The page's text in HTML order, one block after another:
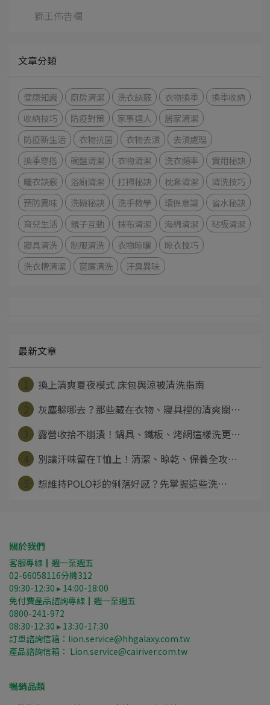
獅王佈告欄
文章分類
健康知識 廚房清潔 洗衣訣竅 衣物換季
換季收納
收納技巧
防疫對策 家事達人
居家清潔
防疫新生活
衣物抗菌 衣物去漬
去漬處理
換季穿搭
碗盤清潔 衣物清潔 洗衣頻率
實用秘訣
曬衣訣竅
浴廁清潔 打掃秘訣 枕套清潔
清洗技巧
預防異味
洗碗秘訣 洗手教學 環保意識
省水秘訣
育兒生活
親子互動 抹布清潔 海綿清潔
砧板清潔
寢具清洗
制服清洗 衣物晾曬
晾衣技巧
洗衣槽清潔
窗簾清洗 汗臭異味
最新文章
換上清爽夏夜模式 床包與涼被清洗指南
灰塵躲哪去？那些藏在衣物、寢具裡的清爽關⋯
露營收拾不崩潰！鍋具、鐵板、烤網這樣洗更⋯
別讓汗味留在T恤上！清潔、晾乾、保養全攻⋯
想維持POLO衫的俐落好感？先掌握這些洗⋯
關於我們
客服專線┃週一至週五
02-66058116分機312
09:30-12:30 ▸ 14:00-18:00
免付費產品諮詢專線┃週一至週五
0800-241-972
08:30-12:30 ▸ 13:30-17:30
訂單諮詢信箱：lion.service@hhgalaxy.com.tw
產品諮詢信箱： Lion.service@cairiver.com.tw
暢銷品類